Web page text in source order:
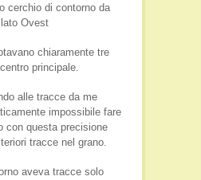
cerchio di contorno da
Ovest
chiaramente tre
principale.
alle tracce da me
impossibile fare
con questa precisione
tracce nel grano.
aveva tracce solo